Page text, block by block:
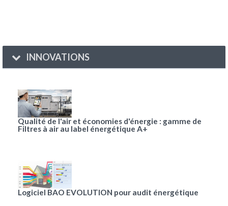
INNOVATIONS
Qualité de l'air et économies d'énergie : gamme de
Filtres à air au label énergétique A+
Logiciel BAO EVOLUTION pour audit énergétique